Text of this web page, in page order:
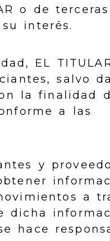
o de terceras
interés.
EL
salvo
la finalidad
a las
y
a
dicha
hace